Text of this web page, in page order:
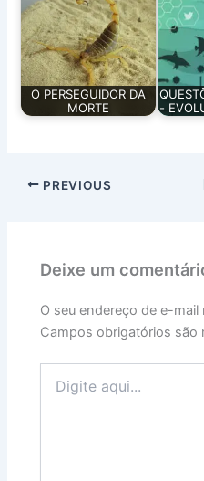
O PERSEGUIDOR DA
MORTE
-
PREVIOUS
Deixe um
O seu endereço de e-
Campos obrigatórios são
aqui...